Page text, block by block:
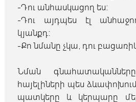
-Դու անհասկացող ես։
-Դու այդպես էլ
կյանքդ։
-Քո նմանը չկա, դու բացառիկ
Նման
հայելիների պես
պատկերը և կերպարը